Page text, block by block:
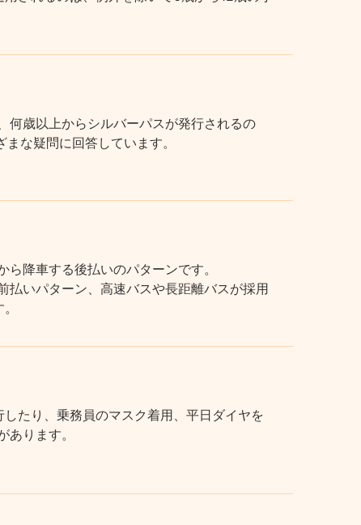
何歳以上からシルバーパスが発行されるの
な疑問に回答しています。
降車する後払いのパターンです。
払いパターン、高速バスや長距離バスが採用
たり、乗務員のマスク着用、平日ダイヤを
ります。